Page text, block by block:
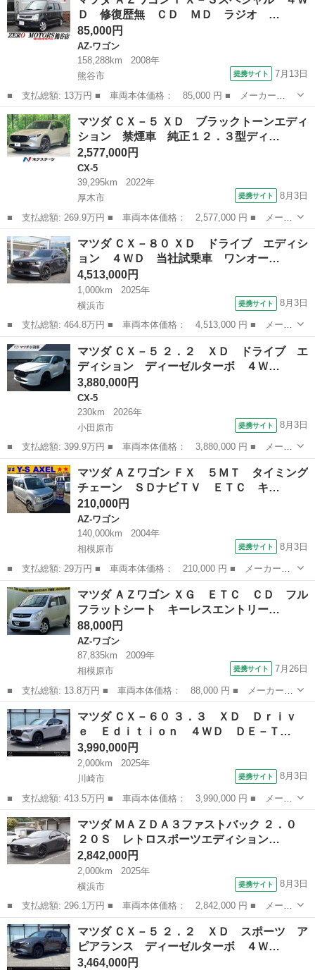
ドア☆２トー...
Ｄ 修復歴無 ＣＤ ＭＤ ラジオ …
85,000円
AZ-ワゴン
158,288km
2008年
熊谷市
提携サイト 7月13日
■ 支払総額: 13万円 ■ 車両本体価格： 85,000 円 ■ メーカー
名： マツダ ■ 車種名： ＡＺワゴン ■ グレード名： ＦＸ－Ｓ
スペシャル ４ＷＤ 修復歴無 ＣＤ ＭＤ ラジオ ＥＴＣ スマ
ートキー シートヒ...
埼玉 熊谷市 AZ-ワゴン
マツダ ＣＸ－５ ＸＤ ブラックトーンエディ
ション 禁煙車 純正１２．３型ディ…
2,577,000円
CX-5
39,295km
2022年
厚木市
提携サイト 8月3日
■ 支払総額: 269.9万円 ■ 車両本体価格： 2,577,000 円 ■ メーカ
ー名： マツダ ■ 車種名： ＣＸ－５ ■ グレード名： ＸＤ ブ
ラックトーンエディション 禁煙車 純正１２．３型ディスプレイ
ディーゼ...
神奈川 厚木市 CX-5
マツダ ＣＸ－８０ ＸＤ ドライブ エディシ
ョン ４ＷＤ 当社試乗車 ワンオー…
4,513,000円
1,000km
2025年
横浜市
提携サイト 8月3日
■ 支払総額: 464.8万円 ■ 車両本体価格： 4,513,000 円 ■ メーカ
ー名： マツダ ■ 車種名： ＣＸ－８０ ■ グレード名： ＸＤ
ドライブ エディション ４ＷＤ 当社試乗車 ワンオーナー 禁煙
車 マツ...
神奈川 横浜市 マツダ
マツダ ＣＸ－５ ２．２ ＸＤ ドライブ エ
ディション ディーゼルターボ ４Ｗ…
3,880,000円
CX-5
230km
2026年
小田原市
提携サイト 8月3日
■ 支払総額: 399.9万円 ■ 車両本体価格： 3,880,000 円 ■ メーカ
ー名： マツダ ■ 車種名： ＣＸ－５ ■ グレード名： ２．２
ＸＤ ドライブ エディション ディーゼルターボ ４Ｗ ガラスサ
ンルーフ...
神奈川 小田原市 CX-5
マツダ ＡＺワゴン ＦＸ ５ＭＴ タイミング
チェーン ＳＤナビＴＶ ＥＴＣ キ…
210,000円
AZ-ワゴン
140,000km
2004年
相模原市
提携サイト 8月3日
■ 支払総額: 29万円 ■ 車両本体価格： 210,000 円 ■ メーカー
名： マツダ ■ 車種名： ＡＺワゴン ■ グレード名： ＦＸ ５
ＭＴ タイミングチェーン ＳＤナビＴＶ ＥＴＣ キーレス アル
ミ ■ 排気量：...
神奈川 相模原市 AZ-ワゴン
マツダ ＡＺワゴン ＸＧ ＥＴＣ ＣＤ フル
フラットシート キーレスエントリー…
88,000円
AZ-ワゴン
87,835km
2009年
相模原市
提携サイト 7月26日
■ 支払総額: 13.8万円 ■ 車両本体価格： 88,000 円 ■ メーカー
名： マツダ ■ 車種名： ＡＺワゴン ■ グレード名： ＸＧ Ｅ
ＴＣ ＣＤ フルフラットシート キーレスエントリー 運転席エア
バック 助手席...
神奈川 相模原市 AZ-ワゴン
マツダ ＣＸ－６０ ３．３ ＸＤ Ｄｒｉｖ
ｅ Ｅｄｉｔｉｏｎ ４ＷＤ ＤＥ－Ｔ…
3,990,000円
2,000km
2025年
川崎市
提携サイト 8月3日
■ 支払総額: 413.5万円 ■ 車両本体価格： 3,990,000 円 ■ メーカ
ー名： マツダ ■ 車種名： ＣＸ－６０ ■ グレード名： ３．
３ ＸＤ Ｄｒｉｖｅ Ｅｄｉｔｉｏｎ ４ＷＤ ＤＥ－Ｔ ８Ａ
Ｔ 黒革シー...
神奈川 川崎市 マツダ
マツダ ＭＡＺＤＡ３ファストバック ２．０
２０Ｓ レトロスポーツエディション…
2,842,000円
2,000km
2025年
横浜市
提携サイト 8月3日
■ 支払総額: 296.1万円 ■ 車両本体価格： 2,842,000 円 ■ メーカ
ー名： マツダ ■ 車種名： ＭＡＺＤＡ３ファストバック ■ グレ
ード名： ２．０ ２０Ｓ レトロスポーツエディション 当社試乗
車 ワン...
神奈川 横浜市 マツダ
マツダ ＣＸ－５ ２．２ ＸＤ スポーツ ア
ピアランス ディーゼルターボ ４Ｗ…
3,464,000円